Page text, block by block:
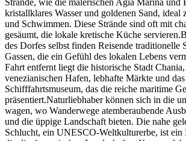
kristallklares Wasser und goldenen Sand, ideal
und Schwimmen. Diese Strände sind oft mit
gesäumt, die lokale kretische Küche
des Dorfes selbst finden Reisende traditionelle
Gassen, die ein Gefühl des lokalen Lebens
Fahrt entfernt liegt die historische Stadt
venezianischen Hafen, lebhafte Märkte und
Schifffahrtsmuseum, das die reiche maritime
präsentiert.Naturliebhaber können sich in die
wagen, wo Wanderwege atemberaubende
und die üppige Landschaft bieten. Die nahe
Schlucht, ein UNESCO-Weltkulturerbe, ist ein